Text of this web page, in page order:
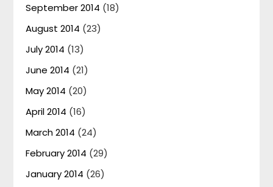
September 2014 (18)
August 2014 (23)
July 2014 (13)
June 2014 (21)
May 2014 (20)
April 2014 (16)
March 2014 (24)
February 2014 (29)
January 2014 (26)